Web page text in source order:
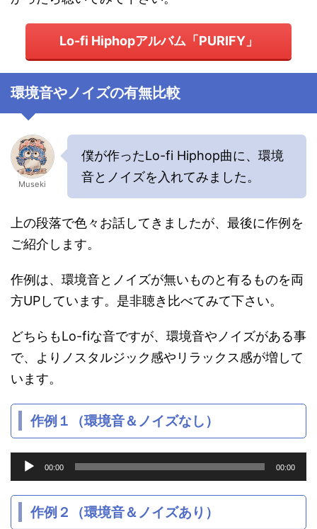
Lo-fi Hiphopアルバム「PURIFY」
環境音やノイズの有無比較
Museki
僕が作ったLo-fi Hiphop曲に、環境
音とノイズを入れてみました。
上の段落で色々お話してきましたが、最後に作例を
ご紹介します。
作例は、環境音とノイズが無いものと有るものを両
方UPしています。是非聴き比べてみて下さい。
どちらもLo-fiな音ですが、環境音やノイズがある事
で、よりノスタルジック感やリラックス感が増して
います。
作例１（環境音＆ノイズなし）
レ
ー
00:00 00:00
作例２（環境音＆ノイズあり）